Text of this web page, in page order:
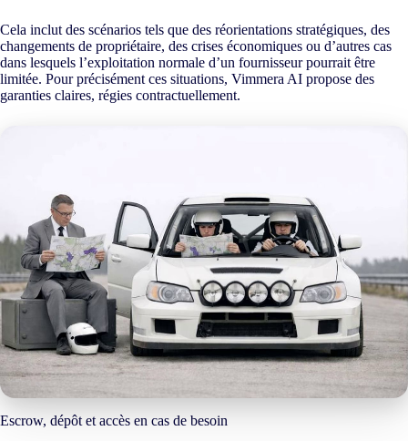
Cela inclut des scénarios tels que des réorientations stratégiques, des
changements de propriétaire, des crises économiques ou d’autres cas
dans lesquels l’exploitation normale d’un fournisseur pourrait être
limitée. Pour précisément ces situations, Vimmera AI propose des
garanties claires, régies contractuellement.
Escrow, dépôt et accès en cas de besoin